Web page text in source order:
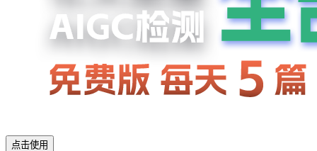
点击使用